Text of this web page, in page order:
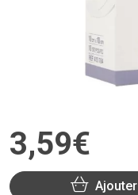
3,59€
Ajouter